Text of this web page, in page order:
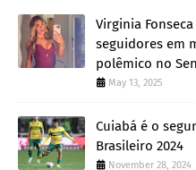
Virginia
seguidores em
polêmico no
May 13, 2025
Cuiabá é o
Brasileiro 2024
November 28, 2024